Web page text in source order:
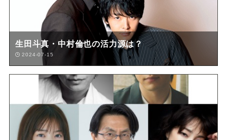
生田斗真・中村倫也の活力源は？
2024-07-15